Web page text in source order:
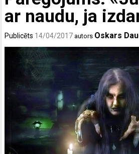
ar naudu, ja
Publicēts 14/04/2017 autors Oskars